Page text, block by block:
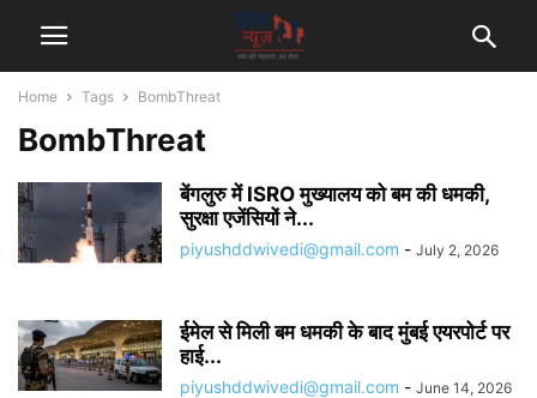
Home Tags BombThreat
BombThreat
बेंगलुरु में ISRO मुख्यालय को बम की धमकी,
सुरक्षा एजेंसियों ने...
piyushddwivedi@gmail.com - July 2, 2026
ईमेल से मिली बम धमकी के बाद मुंबई एयरपोर्ट पर
हाई...
piyushddwivedi@gmail.com - June 14, 2026